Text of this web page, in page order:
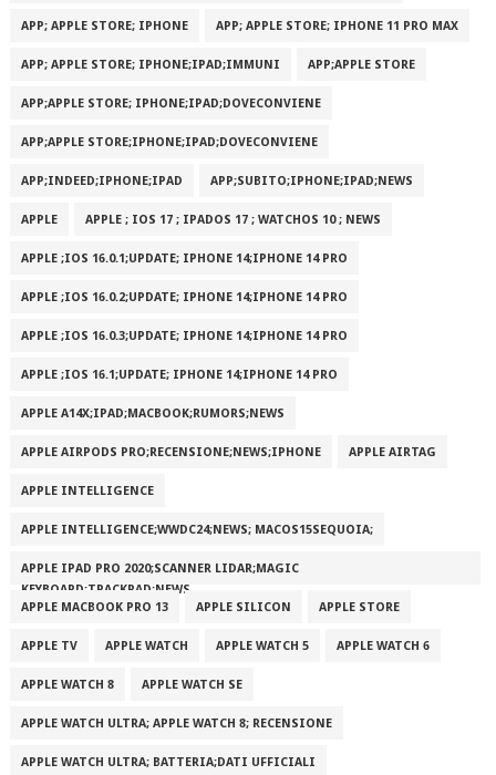
APP; APPLE STORE; IPHONE APP; APPLE STORE; IPHONE 11 PRO MAX
APP; APPLE STORE; IPHONE;IPAD;IMMUNI APP;APPLE STORE
APP;APPLE STORE; IPHONE;IPAD;DOVECONVIENE
APP;APPLE STORE;IPHONE;IPAD;DOVECONVIENE
APP;INDEED;IPHONE;IPAD APP;SUBITO;IPHONE;IPAD;NEWS
APPLE APPLE ; IOS 17 ; IPADOS 17 ; WATCHOS 10 ; NEWS
APPLE ;IOS 16.0.1;UPDATE; IPHONE 14;IPHONE 14 PRO
APPLE ;IOS 16.0.2;UPDATE; IPHONE 14;IPHONE 14 PRO
APPLE ;IOS 16.0.3;UPDATE; IPHONE 14;IPHONE 14 PRO
APPLE ;IOS 16.1;UPDATE; IPHONE 14;IPHONE 14 PRO
APPLE A14X;IPAD;MACBOOK;RUMORS;NEWS
APPLE AIRPODS PRO;RECENSIONE;NEWS;IPHONE APPLE AIRTAG
APPLE INTELLIGENCE
APPLE INTELLIGENCE;WWDC24;NEWS; MACOS15SEQUOIA;
APPLE IPAD PRO 2020;SCANNER LIDAR;MAGIC
KEYBOARD;TRACKPAD;NEWS
APPLE MACBOOK PRO 13
APPLE SILICON APPLE STORE
APPLE TV APPLE WATCH APPLE WATCH 5 APPLE WATCH 6
APPLE WATCH 8 APPLE WATCH SE
APPLE WATCH ULTRA; APPLE WATCH 8; RECENSIONE
APPLE WATCH ULTRA; BATTERIA;DATI UFFICIALI